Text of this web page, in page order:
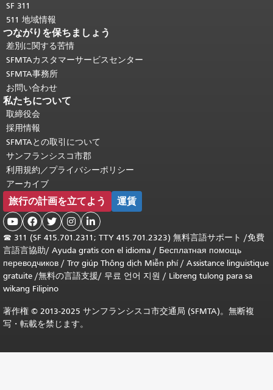
SF 311
511 地域情報
つながりを保ちましょう
差別に関する苦情
SFMTAカスタマーサービスセンター
SFMTA事務所
お問い合わせ
私たちについて
取締役会
採用情報
SFMTAとの取引について
サンフランシスコ市郡
利用規約／プライバシーポリシー
アーカイブ
旅行の計画を立てよう 運賃
    
☎ 311 (SF 415.701.2311; TTY 415.701.2323) 無料言語サポート /免費
言語言協助/ Ayuda gratis con el idioma / Бесплатная помощь
переводчиков / Trợ giúp Thông dịch Miễn phí/ Assistance linguistique
gratuite /無料の言語支援/ 무료 언어 지원 / Libreng tulong para sa
wikang Filipino
著作権 © 2013-2025 サンフランシスコ市交通局 (SFMTA)。無断複
写・転載を禁じます。